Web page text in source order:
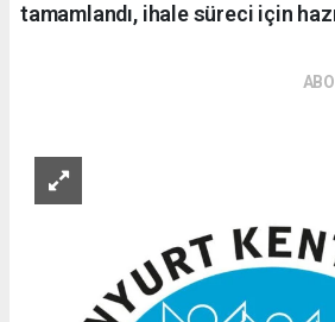
tamamlandı, ihale süreci için